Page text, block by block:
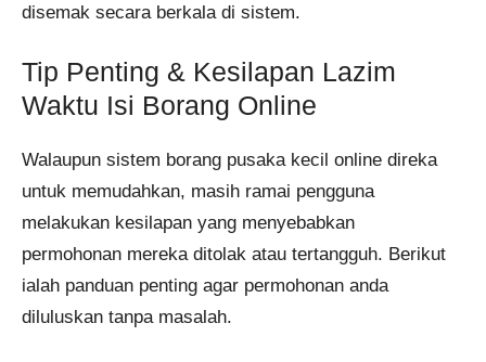
disemak secara berkala di sistem.
Tip Penting & Kesilapan Lazim
Waktu Isi Borang Online
Walaupun sistem borang pusaka kecil online direka
untuk memudahkan, masih ramai pengguna
melakukan kesilapan yang menyebabkan
permohonan mereka ditolak atau tertangguh. Berikut
ialah panduan penting agar permohonan anda
diluluskan tanpa masalah.